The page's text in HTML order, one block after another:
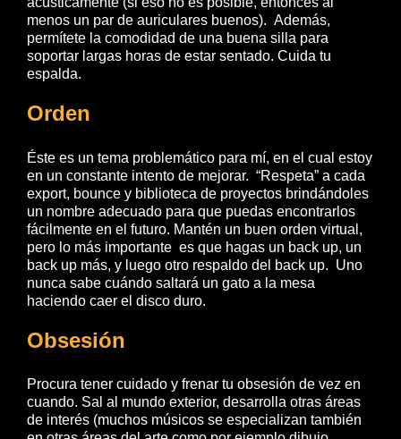
menos un par de auriculares buenos). Además,
permítete la comodidad de una buena silla para
soportar largas horas de estar sentado. Cuida tu
espalda.
Orden
Éste es un tema problemático para mí, en el cual estoy
en un constante intento de mejorar. “Respeta” a cada
export, bounce y biblioteca de proyectos brindándoles
un nombre adecuado para que puedas encontrarlos
fácilmente en el futuro. Mantén un buen orden virtual,
pero lo más importante es que hagas un back up, un
back up más, y luego otro respaldo del back up. Uno
nunca sabe cuándo saltará un gato a la mesa
haciendo caer el disco duro.
Obsesión
Procura tener cuidado y frenar tu obsesión de vez en
cuando. Sal al mundo exterior, desarrolla otras áreas
de interés (muchos músicos se especializan también